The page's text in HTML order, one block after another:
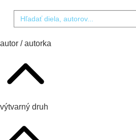
autor / autorka
výtvarný druh